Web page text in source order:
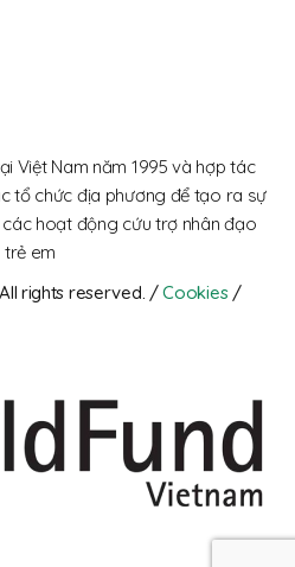
Việt Nam năm 1995 và hợp tác
tổ chức địa phương để tạo ra sự
hoạt động cứu trợ nhân đạo
trẻ em
rights reserved. / Cookies
/